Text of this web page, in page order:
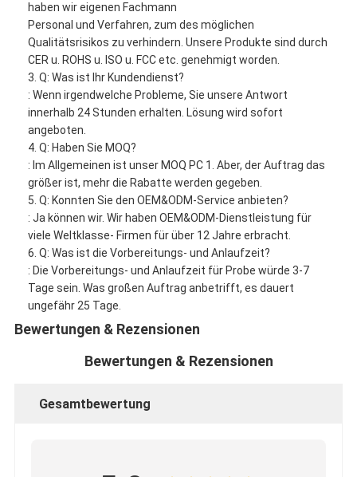
haben wir eigenen Fachmann
Personal und Verfahren, zum des möglichen
Qualitätsrisikos zu verhindern. Unsere Produkte sind durch
CER u. ROHS u. ISO u. FCC etc. genehmigt worden.
3. Q: Was ist Ihr Kundendienst?
: Wenn irgendwelche Probleme, Sie unsere Antwort
innerhalb 24 Stunden erhalten. Lösung wird sofort
angeboten.
4. Q: Haben Sie MOQ?
: Im Allgemeinen ist unser MOQ PC 1. Aber, der Auftrag das
größer ist, mehr die Rabatte werden gegeben.
5. Q: Konnten Sie den OEM&ODM-Service anbieten?
: Ja können wir. Wir haben OEM&ODM-Dienstleistung für
viele Weltklasse- Firmen für über 12 Jahre erbracht.
6. Q: Was ist die Vorbereitungs- und Anlaufzeit?
: Die Vorbereitungs- und Anlaufzeit für Probe würde 3-7
Tage sein. Was großen Auftrag anbetrifft, es dauert
ungefähr 25 Tage.
Bewertungen & Rezensionen
Bewertungen & Rezensionen
Gesamtbewertung